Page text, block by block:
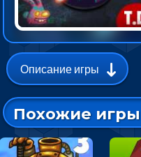
Описание игры
Похожие игры